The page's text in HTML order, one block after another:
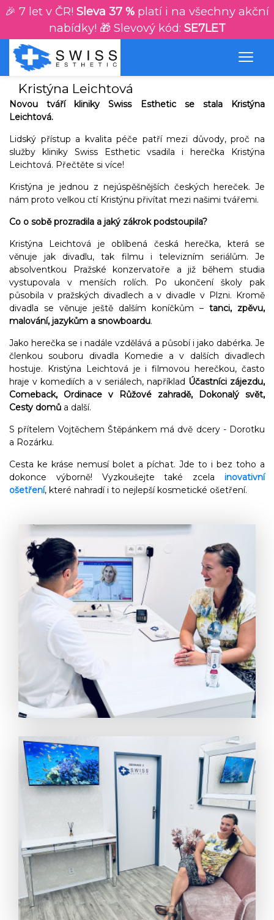
🎉 7 let v ČR! Sleva 37 % platí i na všechny akční
nabídky! 🎁 Slevový kód: SE7LET
Kristýna Leichtová
Novou tváří kliniky Swiss Esthetic se stala Kristýna
Leichtová.
Lidský přístup a kvalita péče patří mezi důvody, proč na
služby kliniky Swiss Esthetic vsadila i herečka Kristýna
Leichtová. Přečtěte si více!
Kristýna je jednou z nejúspěšnějších českých hereček. Je
nám proto velkou ctí Kristýnu přivítat mezi našimi tvářemi.
Co o sobě prozradila a jaký zákrok podstoupila?
Kristýna Leichtová je oblíbená česká herečka, která se
věnuje jak divadlu, tak filmu i televizním seriálům. Je
absolventkou Pražské konzervatoře a již během studia
vystupovala v menších rolích. Po ukončení školy pak
působila v pražských divadlech a v divadle v Plzni. Kromě
divadla se věnuje ještě dalším koníčkům – tanci, zpěvu,
malování, jazykům a snowboardu.
Jako herečka se i nadále vzdělává a působí i jako dabérka. Je
členkou souboru divadla Komedie a v dalších divadlech
hostuje. Kristýna Leichtová je i filmovou herečkou, často
hraje v komediích a v seriálech, například Účastníci zájezdu,
Comeback, Ordinace v Růžové zahradě, Dokonalý svět,
Cesty domů a další.
S přítelem Vojtěchem Štěpánkem má dvě dcery - Dorotku
a Rozárku.
Cesta ke kráse nemusí bolet a píchat. Jde to i bez toho a
dokonce výborně! Vyzkoušejte také zcela inovativní
ošetření, které nahradí i to nejlepší kosmetické ošetření.